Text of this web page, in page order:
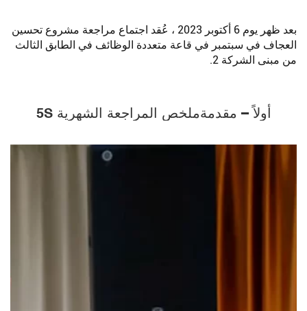
بعد ظهر يوم 6 أكتوبر 2023 ، عُقد اجتماع مراجعة مشروع تحسين
العجاف في سبتمبر في قاعة متعددة الوظائف في الطابق الثالث
من مبنى الشركة 2.
أولاً – مقدمةملخص المراجعة الشهرية 5S